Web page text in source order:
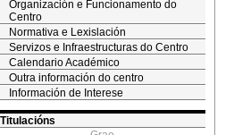
Organización e Funcionamento do
Centro
Normativa e Lexislación
Servizos e Infraestructuras do Centro
Calendario Académico
Outra información do centro
Información de Interese
Titulacións